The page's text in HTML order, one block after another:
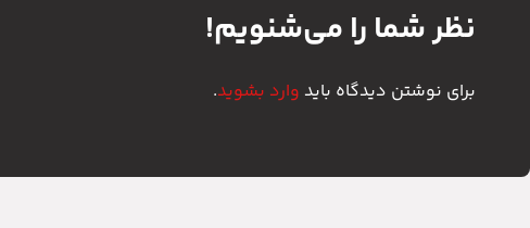
نظر شما را می‌شنویم!
برای نوشتن دیدگاه باید وارد بشوید.